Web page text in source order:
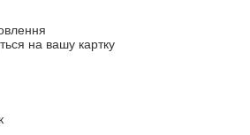
на вашу картку